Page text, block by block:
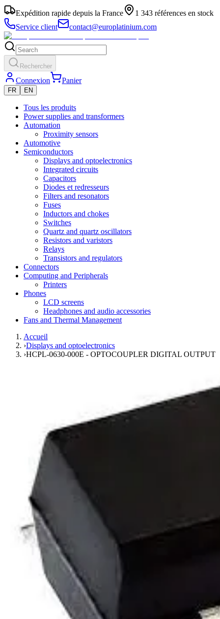
Expédition rapide depuis la France
1 343 références en stock
Service client
contact@europlatinium.com
Rechercher
Connexion Panier
FR EN
Tous les produits
Power supplies and transformers
Automation
Proximity sensors
Automotive
Semiconductors
Displays and optoelectronics
Integrated circuits
Capacitors
Diodes et redresseurs
Filters and resonators
Fuses
Inductors and chokes
Switches
Quartz and quartz oscillators
Resistors and varistors
Relays
Transistors and regulators
Connectors
Computing and Peripherals
Printers
Phones
LCD screens
Headphones and audio accessories
Fans and Thermal Management
Accueil
›Displays and optoelectronics
›HCPL-0630-000E - OPTOCOUPLER DIGITAL OUTPUT